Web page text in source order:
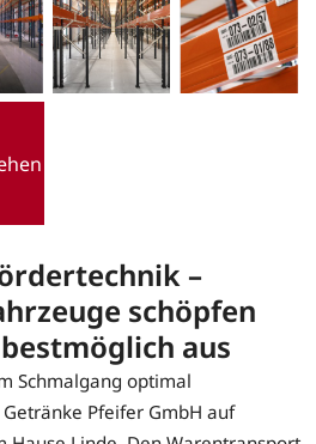
–
schöpfen
aus
Schmalgang optimal
Pfeifer GmbH auf